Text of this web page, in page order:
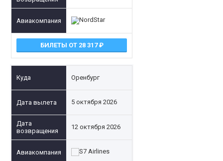
БИЛЕТЫ ОТ 28 317
Оренбург
5 октября 2026
12 октября 2026